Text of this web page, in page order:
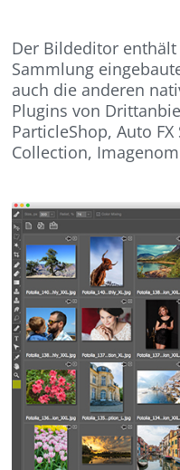
Der Bildeditor
Sammlung
auch die anderen
Plugins von
ParticleShop, Auto
Collection,